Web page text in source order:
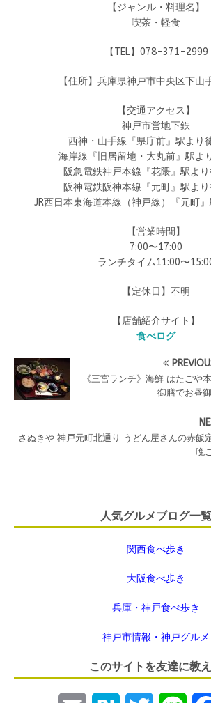
【ジャンル・料理名】
喫茶・軽食
【TEL】078-371-2999
【住所】兵庫県神戸市中央区下
【交通アクセス】
神戸市営地下鉄
西神・山手線『県庁前』駅より
海岸線『旧居留地・大丸前』駅よ
阪急電鉄神戸本線『花隈』駅よ
阪神電鉄阪神本線『元町』駅よ
JR西日本東海道本線（神戸線）『元町
【営業時間】
7:00〜17:00
ランチタイム11:00〜
【定休日】不明
【店舗紹介サイト】
食べログ
《三宮ランチ》海鮮 はたごや
御膳でお昼
さぬきや 神戸元町北通り うどん屋さんの赤飯
晩
人気グルメブログ一覧
関西食べ歩き
大阪食べ歩き
兵庫・神戸食べ歩き
神戸市情報・神戸グルメ
このサイトを友達に教